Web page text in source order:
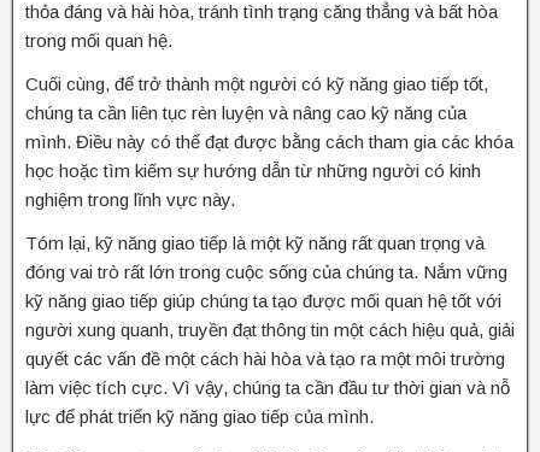
thỏa đáng và hài hòa, tránh tình trạng căng thẳng và bất hòa
trong mối quan hệ.
Cuối cùng, để trở thành một người có kỹ năng giao tiếp tốt,
chúng ta cần liên tục rèn luyện và nâng cao kỹ năng của
mình. Điều này có thể đạt được bằng cách tham gia các khóa
học hoặc tìm kiếm sự hướng dẫn từ những người có kinh
nghiệm trong lĩnh vực này.
Tóm lại, kỹ năng giao tiếp là một kỹ năng rất quan trọng và
đóng vai trò rất lớn trong cuộc sống của chúng ta. Nắm vững
kỹ năng giao tiếp giúp chúng ta tạo được mối quan hệ tốt với
người xung quanh, truyền đạt thông tin một cách hiệu quả, giải
quyết các vấn đề một cách hài hòa và tạo ra một môi trường
làm việc tích cực. Vì vậy, chúng ta cần đầu tư thời gian và nỗ
lực để phát triển kỹ năng giao tiếp của mình.